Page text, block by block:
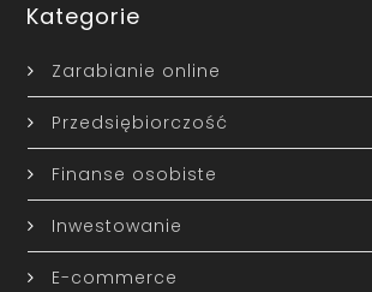
Kategorie
Zarabianie online
Przedsiębiorczość
Finanse osobiste
Inwestowanie
E-commerce